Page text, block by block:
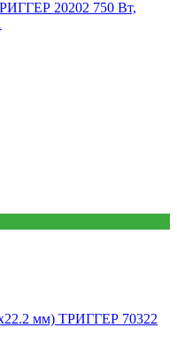
20202 750 Вт,
мм) ТРИГГЕР 70322